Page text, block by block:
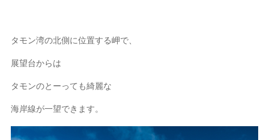
タモン湾の北側に位置する岬で、
展望台からは
タモンのとーっても綺麗な
海岸線が一望できます。